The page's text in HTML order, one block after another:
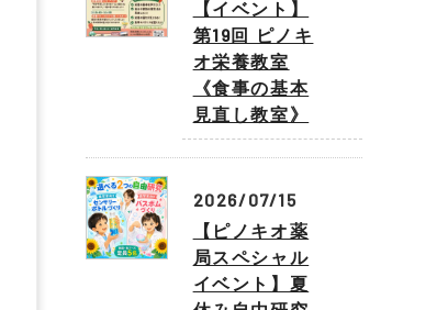
【イベント】
第19回 ピノキ
オ栄養教室
《食事の基本
見直し教室》
2026/07/15
【ピノキオ薬
局スペシャル
イベント】夏